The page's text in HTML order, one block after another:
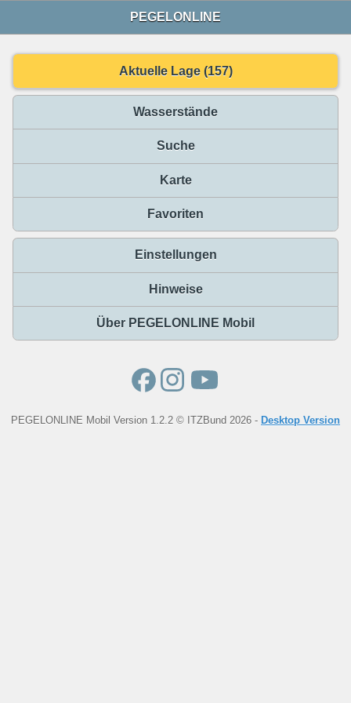
PEGELONLINE
Aktuelle Lage (157)
Wasserstände
Suche
Karte
Favoriten
Einstellungen
Hinweise
Über PEGELONLINE Mobil
PEGELONLINE Mobil Version 1.2.2 © ITZBund 2026 - Desktop Version